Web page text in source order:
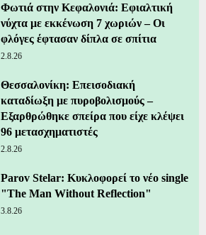
Φωτιά στην Κεφαλονιά: Εφιαλτική
νύχτα με εκκένωση 7 χωριών – Οι
φλόγες έφτασαν δίπλα σε σπίτια
2.8.26
Θεσσαλονίκη: Επεισοδιακή
καταδίωξη με πυροβολισμούς –
Εξαρθρώθηκε σπείρα που είχε κλέψει
96 μετασχηματιστές
2.8.26
Parov Stelar: Κυκλοφορεί το νέο single
"The Man Without Reflection"
3.8.26